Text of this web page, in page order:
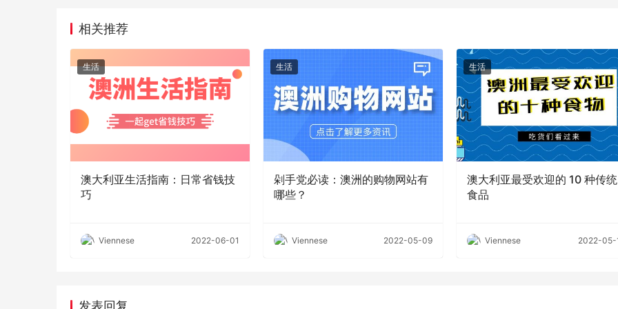
相关推荐
生活
澳大利亚生活指南：日常省钱技
巧
Viennese 2022-06-01
生活
剁手党必读：澳洲的购物网站有
哪些？
Viennese 2022-05-09
生活
澳大利亚最受欢迎的 10 种传统
食品
Viennese 2022-05-